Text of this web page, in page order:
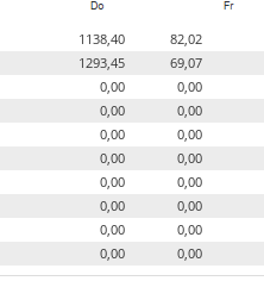
1138,40 82,02
1293,45 69,07
0,00
0,00
0,00
0,00
0,00
0,00
0,00
0,00
0,00
0,00
0,00
0,00
0,00
0,00
0,00
0,00